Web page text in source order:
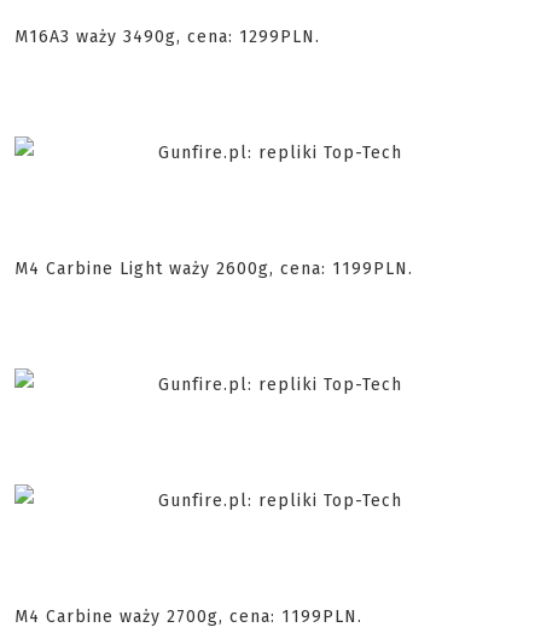
M16A3 waży 3490g, cena: 1299PLN.
M4 Carbine Light waży 2600g, cena: 1199PLN.
M4 Carbine waży 2700g, cena: 1199PLN.